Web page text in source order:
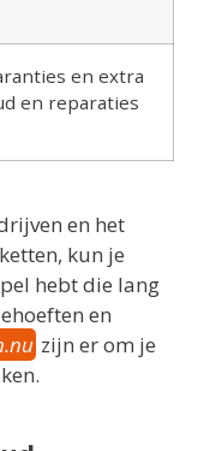
en extra
en reparaties
en het
kun je
hebt die lang
en
zijn er om je